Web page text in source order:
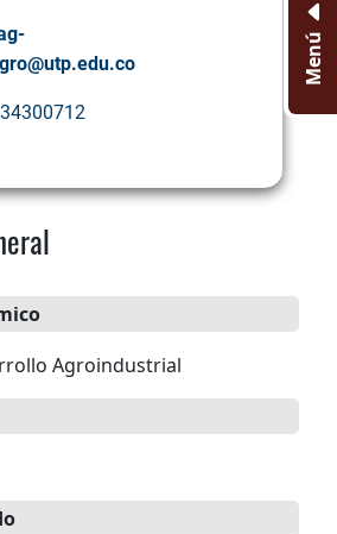
Agroindustrial
Menú